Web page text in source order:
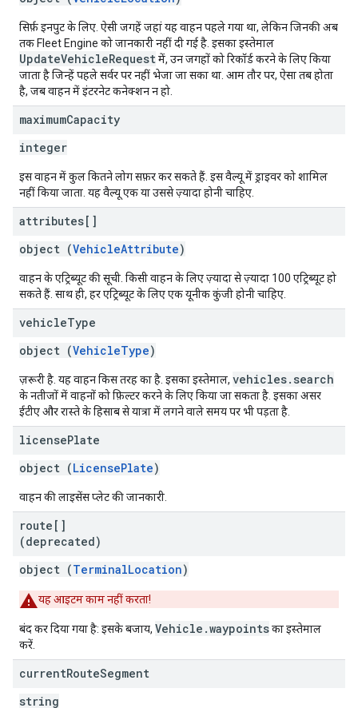
सिर्फ़ इनपुट के लिए. ऐसी जगहें जहां यह वाहन पहले गया था, लेकिन जिनकी अब
तक Fleet Engine को जानकारी नहीं दी गई है. इसका इस्तेमाल
UpdateVehicleRequestमें, उन जगहों को रिकॉर्ड करने के लिए किया
जाता है जिन्हें पहले सर्वर पर नहीं भेजा जा सका था. आम तौर पर, ऐसा तब होता
है, जब वाहन में इंटरनेट कनेक्शन न हो.
maximumCapacity
integer
इस वाहन में कुल कितने लोग सफ़र कर सकते हैं. इस वैल्यू में ड्राइवर को शामिल
नहीं किया जाता. यह वैल्यू एक या उससे ज़्यादा होनी चाहिए.
attributes[]
object (VehicleAttribute)
वाहन के एट्रिब्यूट की सूची. किसी वाहन के लिए ज़्यादा से ज़्यादा 100 एट्रिब्यूट हो
सकते हैं. साथ ही, हर एट्रिब्यूट के लिए एक यूनीक कुंजी होनी चाहिए.
vehicleType
object (VehicleType)
ज़रूरी है. यह वाहन किस तरह का है. इसका इस्तेमाल, vehicles.search
के नतीजों में वाहनों को फ़िल्टर करने के लिए किया जा सकता है. इसका असर
ईटीए और रास्ते के हिसाब से यात्रा में लगने वाले समय पर भी पड़ता है.
licensePlate
object (LicensePlate)
वाहन की लाइसेंस प्लेट की जानकारी.
route[]
(deprecated)
object (TerminalLocation)
यह आइटम काम नहीं करता!
बंद कर दिया गया है: इसके बजाय, Vehicle.waypointsका इस्तेमाल
करें.
currentRouteSegment
string